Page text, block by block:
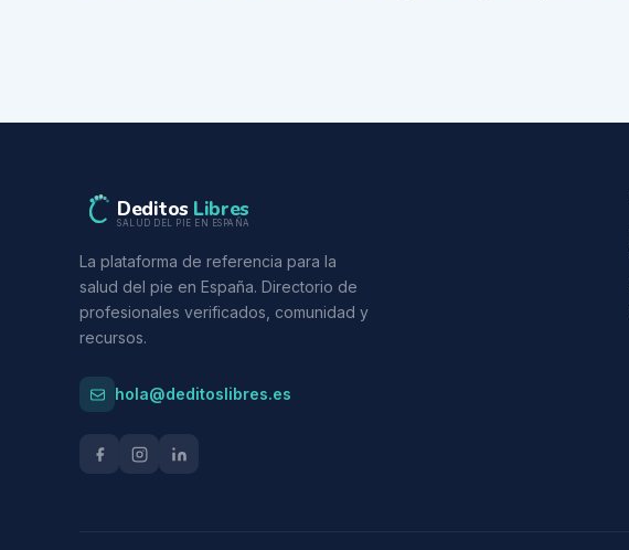
Deditos Libres
SALUD DEL PIE EN ESPAÑA
La plataforma de referencia para la
salud del pie en España. Directorio de
profesionales verificados, comunidad y
recursos.
hola@deditoslibres.es